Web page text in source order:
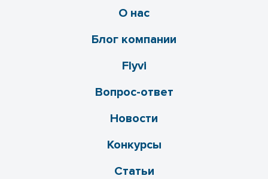
О нас
Блог компании
Flyvi
Вопрос-ответ
Новости
Конкурсы
Статьи